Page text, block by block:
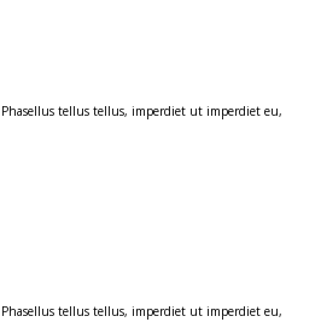
tellus tellus, imperdiet ut imperdiet eu,
tellus tellus, imperdiet ut imperdiet eu,